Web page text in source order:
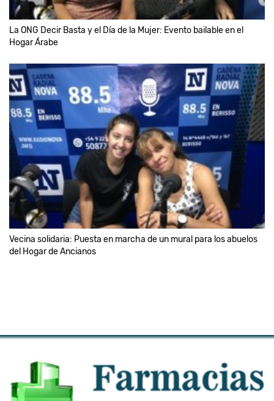
La ONG Decir Basta y el Día de la Mujer: Evento bailable en el
Hogar Árabe
Vecina solidaria: Puesta en marcha de un mural para los abuelos
del Hogar de Ancianos